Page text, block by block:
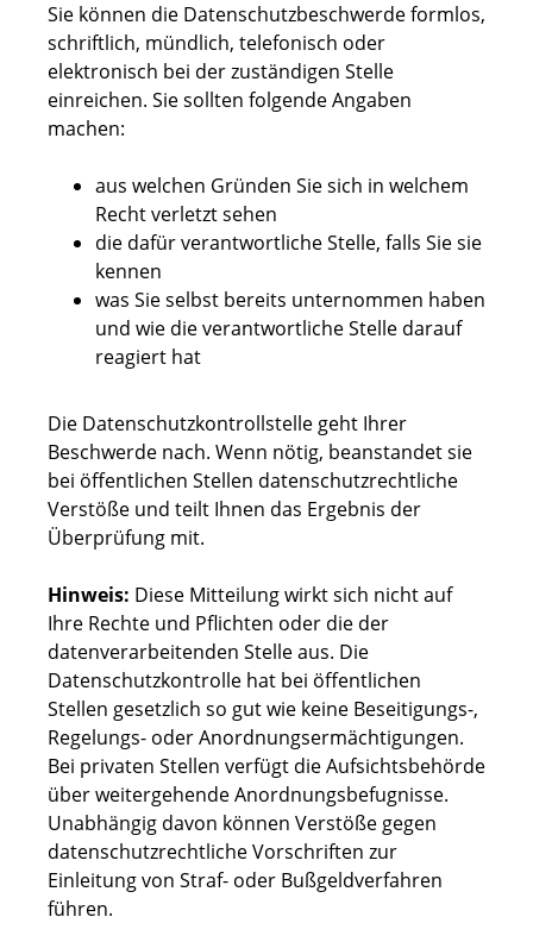
Sie können die Datenschutzbeschwerde formlos,
schriftlich, mündlich, telefonisch oder
elektronisch bei der zuständigen Stelle
einreichen. Sie sollten folgende Angaben
machen:
aus welchen Gründen Sie sich in welchem
Recht verletzt sehen
die dafür verantwortliche Stelle, falls Sie sie
kennen
was Sie selbst bereits unternommen haben
und wie die verantwortliche Stelle darauf
reagiert hat
Die Datenschutzkontrollstelle geht Ihrer
Beschwerde nach. Wenn nötig, beanstandet sie
bei öffentlichen Stellen datenschutzrechtliche
Verstöße und teilt Ihnen das Ergebnis der
Überprüfung mit.
Hinweis: Diese Mitteilung wirkt sich nicht auf
Ihre Rechte und Pflichten oder die der
datenverarbeitenden Stelle aus. Die
Datenschutzkontrolle hat bei öffentlichen
Stellen gesetzlich so gut wie keine Beseitigungs-,
Regelungs- oder Anordnungsermächtigungen.
Bei privaten Stellen verfügt die Aufsichtsbehörde
über weitergehende Anordnungsbefugnisse.
Unabhängig davon können Verstöße gegen
datenschutzrechtliche Vorschriften zur
Einleitung von Straf- oder Bußgeldverfahren
führen.